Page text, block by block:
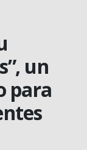
un
para